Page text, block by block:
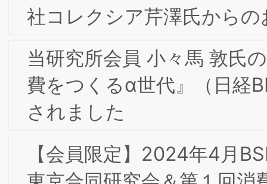
ォーラム開催レポート
東京/大阪合同研究会
【会員限定】2022年5月第2回東京/大阪
合同部会研究会「DariKのこれまでとこ
れから」開催レポート
【会員限定】2021年10月 大阪第7回フォ
ーラム開催レポート